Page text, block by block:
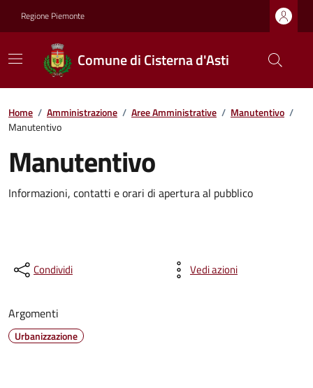
Regione Piemonte
Comune di Cisterna d'Asti
Home / Amministrazione / Aree Amministrative / Manutentivo /
Manutentivo
Manutentivo
Informazioni, contatti e orari di apertura al pubblico
Condividi Vedi azioni
Argomenti
Urbanizzazione